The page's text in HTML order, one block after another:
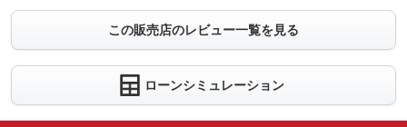
この販売店のレビュー一覧を見る
ローンシミュレーション